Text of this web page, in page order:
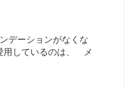
デーションがなくな
用しているのは、 メ